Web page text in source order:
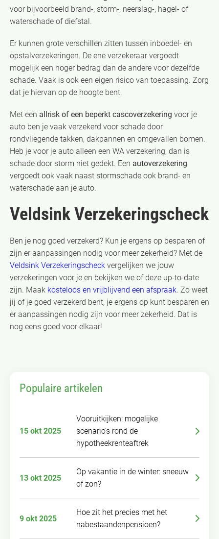
voor bijvoorbeeld brand-, storm-, neerslag-, hagel- of
waterschade of diefstal.
Er kunnen grote verschillen zitten tussen inboedel- en
opstalverzekeringen. De ene verzekeraar vergoedt
mogelijk een hoger bedrag dan de andere voor dezelfde
schade. Vaak is ook een eigen risico van toepassing. Zorg
dat je hiervan op de hoogte bent.
Met een allrisk of een beperkt cascoverzekering voor je
auto ben je vaak verzekerd voor schade door
rondvliegende takken, dakpannen en omgevallen bomen.
Heb je voor je auto alleen een WA verzekering, dan is
schade door storm niet gedekt. Een autoverzekering
vergoedt ook vaak naast stormschade ook brand- en
waterschade aan je auto.
Veldsink Verzekeringscheck
Ben je nog goed verzekerd? Kun je ergens op besparen of
zijn er aanpassingen nodig voor meer zekerheid? Met de
Veldsink Verzekeringscheck vergelijken we jouw
verzekeringen voor je en bekijken we of deze up-to-date
zijn. Maak kosteloos en vrijblijvend een afspraak. Zo weet
jij of je goed verzekerd bent, je ergens op kunt besparen en
er aanpassingen nodig zijn voor meer zekerheid. Dat is
nog eens goed voor elkaar!
Populaire artikelen
15 okt 2025
Vooruitkijken: mogelijke
scenario’s rond de
hypotheekrenteaftrek
13 okt 2025
Op vakantie in de winter: sneeuw
of zon?
9 okt 2025
Hoe zit het precies met het
nabestaandenpensioen?